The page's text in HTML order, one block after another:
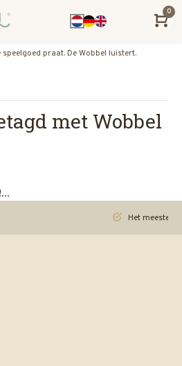
0
De Wobbel luistert.
met Wobbel
Het meeste